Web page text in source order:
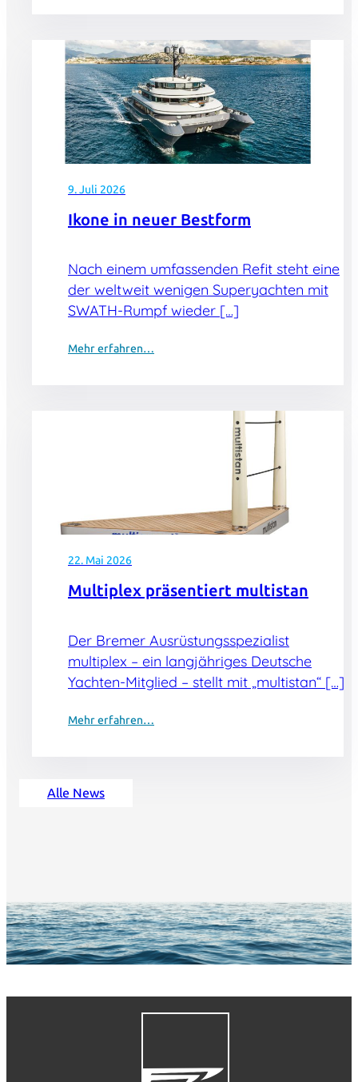
9. Juli 2026
Ikone in neuer Bestform
Nach einem umfassenden Refit steht eine
der weltweit wenigen Superyachten mit
SWATH-Rumpf wieder […]
Mehr erfahren…
22. Mai 2026
Multiplex präsentiert multistan
Der Bremer Ausrüstungsspezialist
multiplex – ein langjähriges Deutsche
Yachten-Mitglied – stellt mit „multistan“ […]
Mehr erfahren…
Alle News